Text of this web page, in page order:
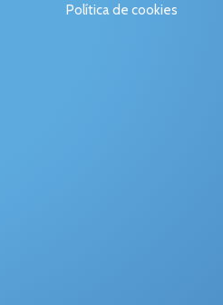
Política de cookies